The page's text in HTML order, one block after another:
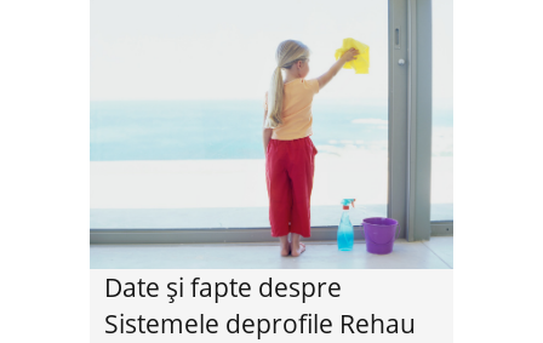
Date şi fapte despre
Sistemele deprofile Rehau